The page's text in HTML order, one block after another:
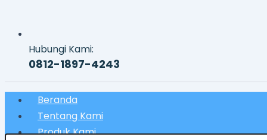
Hubungi Kami:
0812-1897-4243
Beranda
Tentang Kami
Produk Kami